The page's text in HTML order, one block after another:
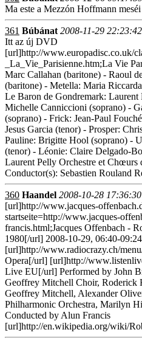
Ma este a Mezzón Hoffmann
361 Búbánat 2008-11-29 22:23:42
Itt az új DVD
[url]http://www.europadisc.co.uk/
_La_Vie_Parisienne.htm;La Vie
Marc Callahan (baritone) - Raoul
(baritone) - Metella: Maria
Le Baron de Gondremark:
Michelle Canniccioni (soprano) -
(soprano) - Frick: Jean-Paul
Jesus Garcia (tenor) - Prosper:
Pauline: Brigitte Hool (soprano) -
(tenor) - Léonie: Claire Delgado-
Laurent Pelly Orchestre et Chœurs
Conductor(s): Sebastien Rouland
360 Haandel 2008-10-28 17:36:30
[url]http://www.jacques-
startseite=http://www.jacques-
francis.html;Jacques Offenbach -
1980[/url] 2008-10-29, 06:40-
[url]http://www.radiocrazy.ch/
Opera[/url] [url]http://
Live EU[/url] Performed by John
Geoffrey Mitchell Choir, Roderick
Geoffrey Mitchell, Alexander
Philharmonic Orchestra, Marilyn
Conducted by Alun Francis
[url]http://en.wikipedia.org/wiki/